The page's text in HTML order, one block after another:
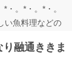
。*・。*・。
い魚料理などの
をエンジョイで
海で採れた新鮮
融通ききま